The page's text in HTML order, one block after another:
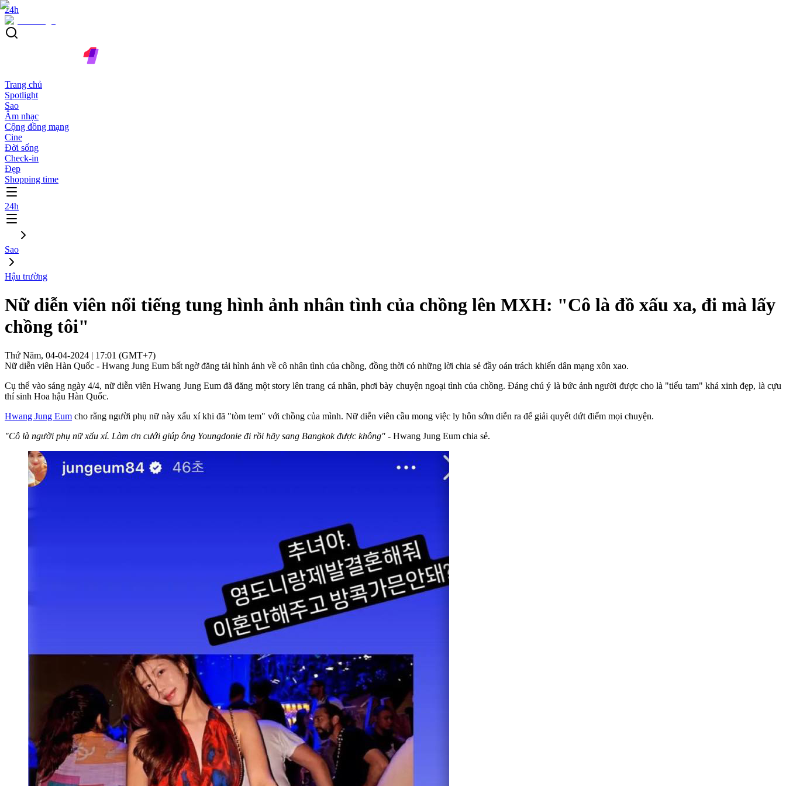
24h
Trang chủ
Spotlight
Sao
Âm nhạc
Cộng đồng mạng
Cine
Đời sống
Check-in
Đẹp
Shopping time
24h
Sao
Hậu trường
Nữ diễn viên nổi tiếng tung hình ảnh nhân tình của chồng lên MXH: "Cô là đồ xấu xa, đi mà lấy
chồng tôi"
Thứ Năm, 04-04-2024 | 17:01 (GMT+7)
Nữ diễn viên Hàn Quốc - Hwang Jung Eum bất ngờ đăng tải hình ảnh về cô nhân tình của chồng, đồng thời có những lời chia sẻ đầy oán trách khiến dân mạng xôn xao.
Cụ thể vào sáng ngày 4/4, nữ diễn viên Hwang Jung Eum đã đăng một story lên trang cá nhân, phơi bày chuyện ngoại tình của chồng. Đáng chú ý là bức ảnh người được cho là "tiểu tam" khá xinh đẹp, là cựu
thí sinh Hoa hậu Hàn Quốc.
Hwang Jung Eum cho rằng người phụ nữ này xấu xí khi đã "tòm tem" với chồng của mình. Nữ diễn viên cầu mong việc ly hôn sớm diễn ra để giải quyết dứt điểm mọi chuyện.
"Cô là người phụ nữ xấu xí. Làm ơn cưới giúp ông Youngdonie đi rồi hãy sang Bangkok được không" - Hwang Jung Eum chia sẻ.